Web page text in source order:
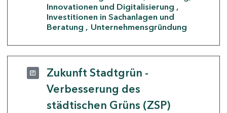
Innovationen und Digitalisierung
Investitionen in Sachanlagen und
Beratung
Unternehmensgründung
Zukunft Stadtgrün -
Verbesserung des
städtischen Grüns (ZSP)